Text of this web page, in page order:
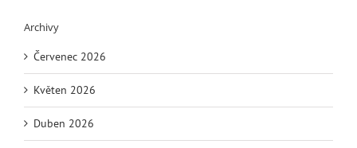
Archivy
Červenec 2026
Květen 2026
Duben 2026